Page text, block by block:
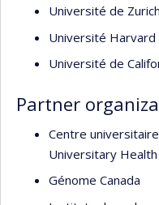
Université de
Université
Université de
Partner
Centre
Universitary
Génome Canada